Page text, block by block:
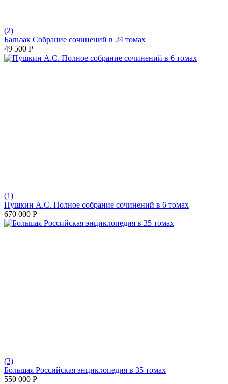
(2)
Бальзак Собрание сочинений в 24 томах
49 500 Р
(1)
Пушкин А.С. Полное собрание сочинений в 6 томах
670 000 Р
(3)
Большая Российская энциклопедия в 35 томах
550 000 Р